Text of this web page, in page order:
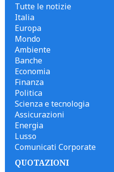
Tutte le notizie
Italia
Europa
Mondo
Ambiente
Banche
Economia
Finanza
Politica
Scienza e tecnologia
Assicurazioni
Energia
Lusso
Comunicati Corporate
QUOTAZIONI